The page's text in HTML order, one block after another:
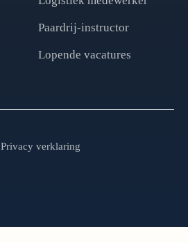
Paardrij-instructor
Lopende vacatures
Privacy verklaring